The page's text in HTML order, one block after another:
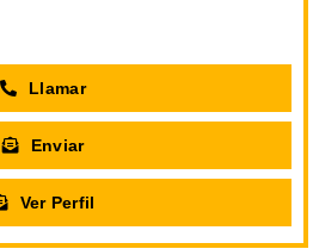
Llamar
Enviar
Ver Perfil